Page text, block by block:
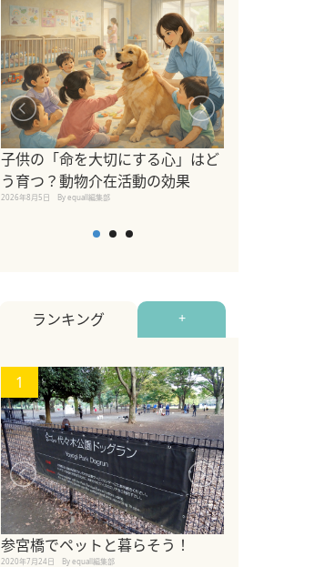
子供の「命を大切にする心」はど
う育つ？動物介在活動の効果
2026年8月5日 By equall編集部
ランキング +
1
参宮橋でペットと暮らそう！
2020年7月24日 By equall編集部